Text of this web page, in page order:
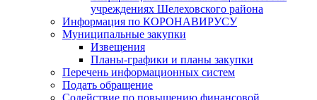
учреждениях Шелеховского района
Информация по КОРОНАВИРУСУ
Муниципальные закупки
Извещения
Планы-графики и планы закупки
Перечень информационных систем
Подать обращение
Содействие по повышению финансовой